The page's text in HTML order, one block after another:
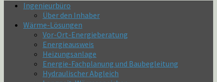
Ingenieurbüro
Über den Inhaber
Wärme-Lösungen
Vor-Ort-Energieberatung
Energieausweis
Heizungsanlage
Energie-Fachplanung und Baubegleitung
Hydraulischer Abgleich